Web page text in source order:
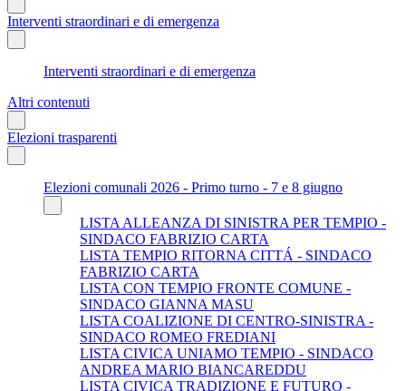
Interventi straordinari e di emergenza
Interventi straordinari e di emergenza
Altri contenuti
Elezioni trasparenti
Elezioni comunali 2026 - Primo turno - 7 e 8 giugno
LISTA ALLEANZA DI SINISTRA PER TEMPIO -
SINDACO FABRIZIO CARTA
LISTA TEMPIO RITORNA CITTÁ - SINDACO
FABRIZIO CARTA
LISTA CON TEMPIO FRONTE COMUNE -
SINDACO GIANNA MASU
LISTA COALIZIONE DI CENTRO-SINISTRA -
SINDACO ROMEO FREDIANI
LISTA CIVICA UNIAMO TEMPIO - SINDACO
ANDREA MARIO BIANCAREDDU
LISTA CIVICA TRADIZIONE E FUTURO -